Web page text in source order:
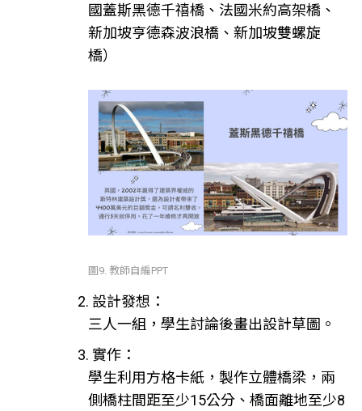
國蓋斯黑德千禧橋、法國米約高架橋、
新加坡亨德森波浪橋、新加坡雙螺旋
橋）
圖9. 教師自編PPT
2. 設計發想：
三人一組，學生討論後畫出設計草圖。
3. 實作：
學生利用方格卡紙，製作立體橋梁，兩
側橋柱間距至少15公分、橋面離地至少8